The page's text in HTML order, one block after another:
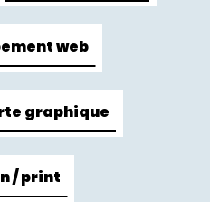
web
graphique
/ print